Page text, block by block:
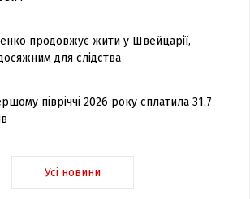
продовжує жити у Швейцарії,
для слідства
півріччі 2026 року сплатила 31.7
Усі новини